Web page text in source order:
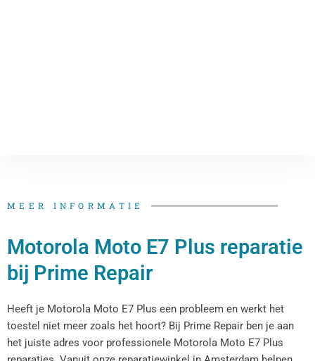
MEER INFORMATIE
Motorola Moto E7 Plus reparatie
bij Prime Repair
Heeft je Motorola Moto E7 Plus een probleem en werkt het
toestel niet meer zoals het hoort? Bij Prime Repair ben je aan
het juiste adres voor professionele Motorola Moto E7 Plus